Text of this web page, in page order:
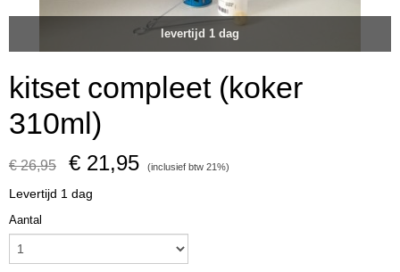
levertijd 1 dag
kitset compleet (koker
310ml)
€ 26,95 € 21,95 (inclusief btw 21%)
Levertijd 1 dag
Aantal